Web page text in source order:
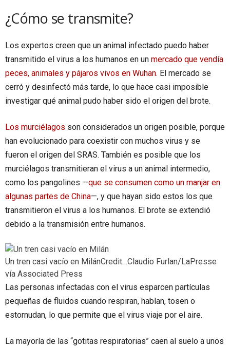
¿Cómo se transmite?
Los expertos creen que un animal infectado puedo haber
transmitido el virus a los humanos en un mercado que vendía
peces, animales y pájaros vivos en Wuhan. El mercado se
cerró y desinfectó más tarde, lo que hace casi imposible
investigar qué animal pudo haber sido el origen del brote.
Los murciélagos son considerados un origen posible, porque
han evolucionado para coexistir con muchos virus y se
fueron el origen del SRAS. También es posible que los
murciélagos transmitieran el virus a un animal intermedio,
como los pangolines —que se consumen como un manjar en
algunas partes de China—, y que hayan sido estos los que
transmitieron el virus a los humanos. El brote se extendió
debido a la transmisión entre humanos.
Un tren casi vacío en MilánCredit…Claudio Furlan/LaPresse
vía Associated Press
Las personas infectadas con el virus esparcen partículas
pequeñas de fluidos cuando respiran, hablan, tosen o
estornudan, lo que permite que el virus viaje por el aire.
La mayoría de las “gotitas respiratorias” caen al suelo a unos